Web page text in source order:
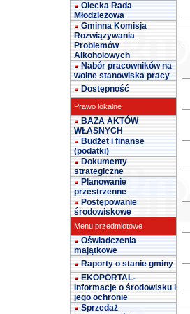
Olecka Rada
Młodzieżowa
Gminna Komisja
Rozwiązywania
Problemów
Alkoholowych
Nabór pracowników na
wolne stanowiska pracy
Dostępność
Prawo lokalne
BAZA AKTÓW
WŁASNYCH
Budżet i finanse
(podatki)
Dokumenty
strategiczne
Planowanie
przestrzenne
Postępowanie
środowiskowe
Menu przedmiotowe
Oświadczenia
majątkowe
Raporty o stanie gminy
EKOPORTAL-
Informacje o środowisku i
jego ochronie
Sprzedaż